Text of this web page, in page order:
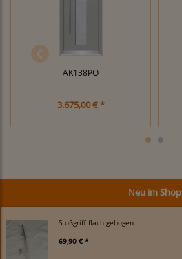
Neu im Shop
Stoßgriff flach gebogen
69,90 € *
AK138PO
3.675,00 € *